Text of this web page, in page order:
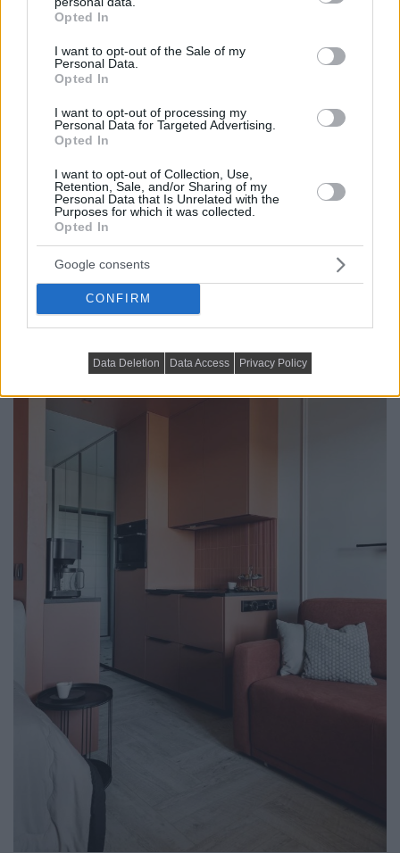
grant or deny consent to Google and its third-party tags to
use your data for below specified purposes in below Google
consent section.
Opted In
I want to opt-out of the Sale of my
Personal Data.
Opted In
I want to opt-out of processing my
Personal Data for Targeted Advertising.
Opted In
I want to opt-out of Collection, Use,
Retention, Sale, and/or Sharing of my
Personal Data that Is Unrelated with the
Purposes for which it was collected.
Opted In
Google consents
CONFIRM
Data Deletion Data Access Privacy Policy
kettőse foglalja el. A padlón strapabíró, világos fa hatású
kvarc vinyl burkolat fut végig, a falak alapszíne pedig
polcos állványból és egy kompakt munkaállomásból áll.
Az itt található íróasztal a tulajdonosok korábbi bútora,
melyet speciális bútorfestékkel festettek át, hogy
tökéletesen illeszkedjen az új színpalettához
(szürkéskék, terrakotta, bézs és grafit). Az ablakpárkányt
kibővítették, ami így két székkel kiegészítve
étkezőpultként funkcionál.